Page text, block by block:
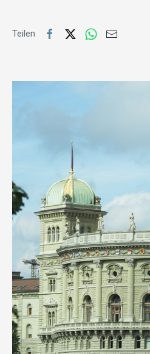
Teilen